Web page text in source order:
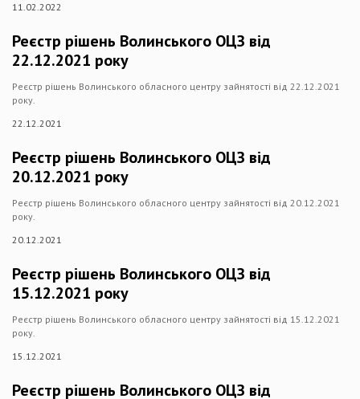
11.02.2022
Реєстр рішень Волинського ОЦЗ від
22.12.2021 року
Реєстр рішень Волинського обласного центру зайнятості від 22.12.2021
року.
22.12.2021
Реєстр рішень Волинського ОЦЗ від
20.12.2021 року
Реєстр рішень Волинського обласного центру зайнятості від 20.12.2021
року.
20.12.2021
Реєстр рішень Волинського ОЦЗ від
15.12.2021 року
Реєстр рішень Волинського обласного центру зайнятості від 15.12.2021
року.
15.12.2021
Реєстр рішень Волинського ОЦЗ від